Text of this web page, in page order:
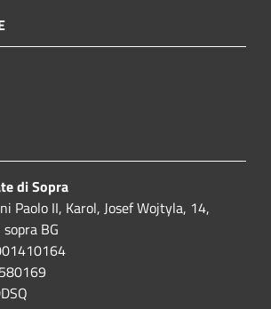
di Sopra
Paolo II, Karol, Josef Wojtyla, 14,
BG